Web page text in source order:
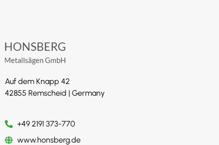
Auf dem Knapp 42
42855 Remscheid | Germany
+49 2191 373-770
www.honsberg.de